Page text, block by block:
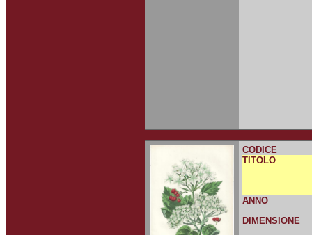
CODICE
TITOLO
ANNO
DIMENSIONE